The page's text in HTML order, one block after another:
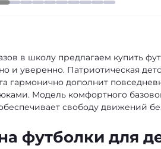
в школу предлагаем купить
и уверенно. Патриотическая
гармонично дополнит
Модель комфортного
свободу движений
футболки для